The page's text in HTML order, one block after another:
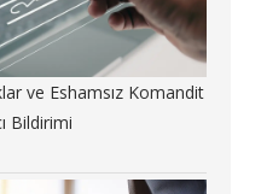
ve Eshamsız Komandit
Bildirimi